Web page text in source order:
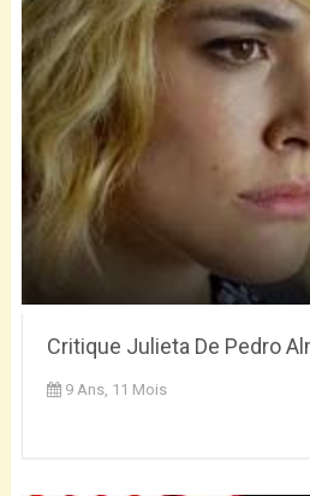
Critique Julieta De Pedro
9 Ans, 11 Mois